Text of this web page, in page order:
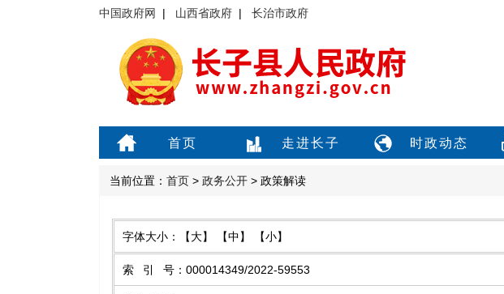
中国政府网 | 山西省政府 | 长治市政府
首页 走进长子 时政动态
当前位置： 首页 > 政务公开 > 政策解读
字体大小： 【大】 【中】 【小】
索引号 ： 000014349/2022-59553